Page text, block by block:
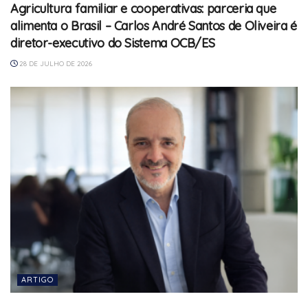
Agricultura familiar e cooperativas: parceria que
alimenta o Brasil – Carlos André Santos de Oliveira é
diretor-executivo do Sistema OCB/ES
28 DE JULHO DE 2026
ARTIGO